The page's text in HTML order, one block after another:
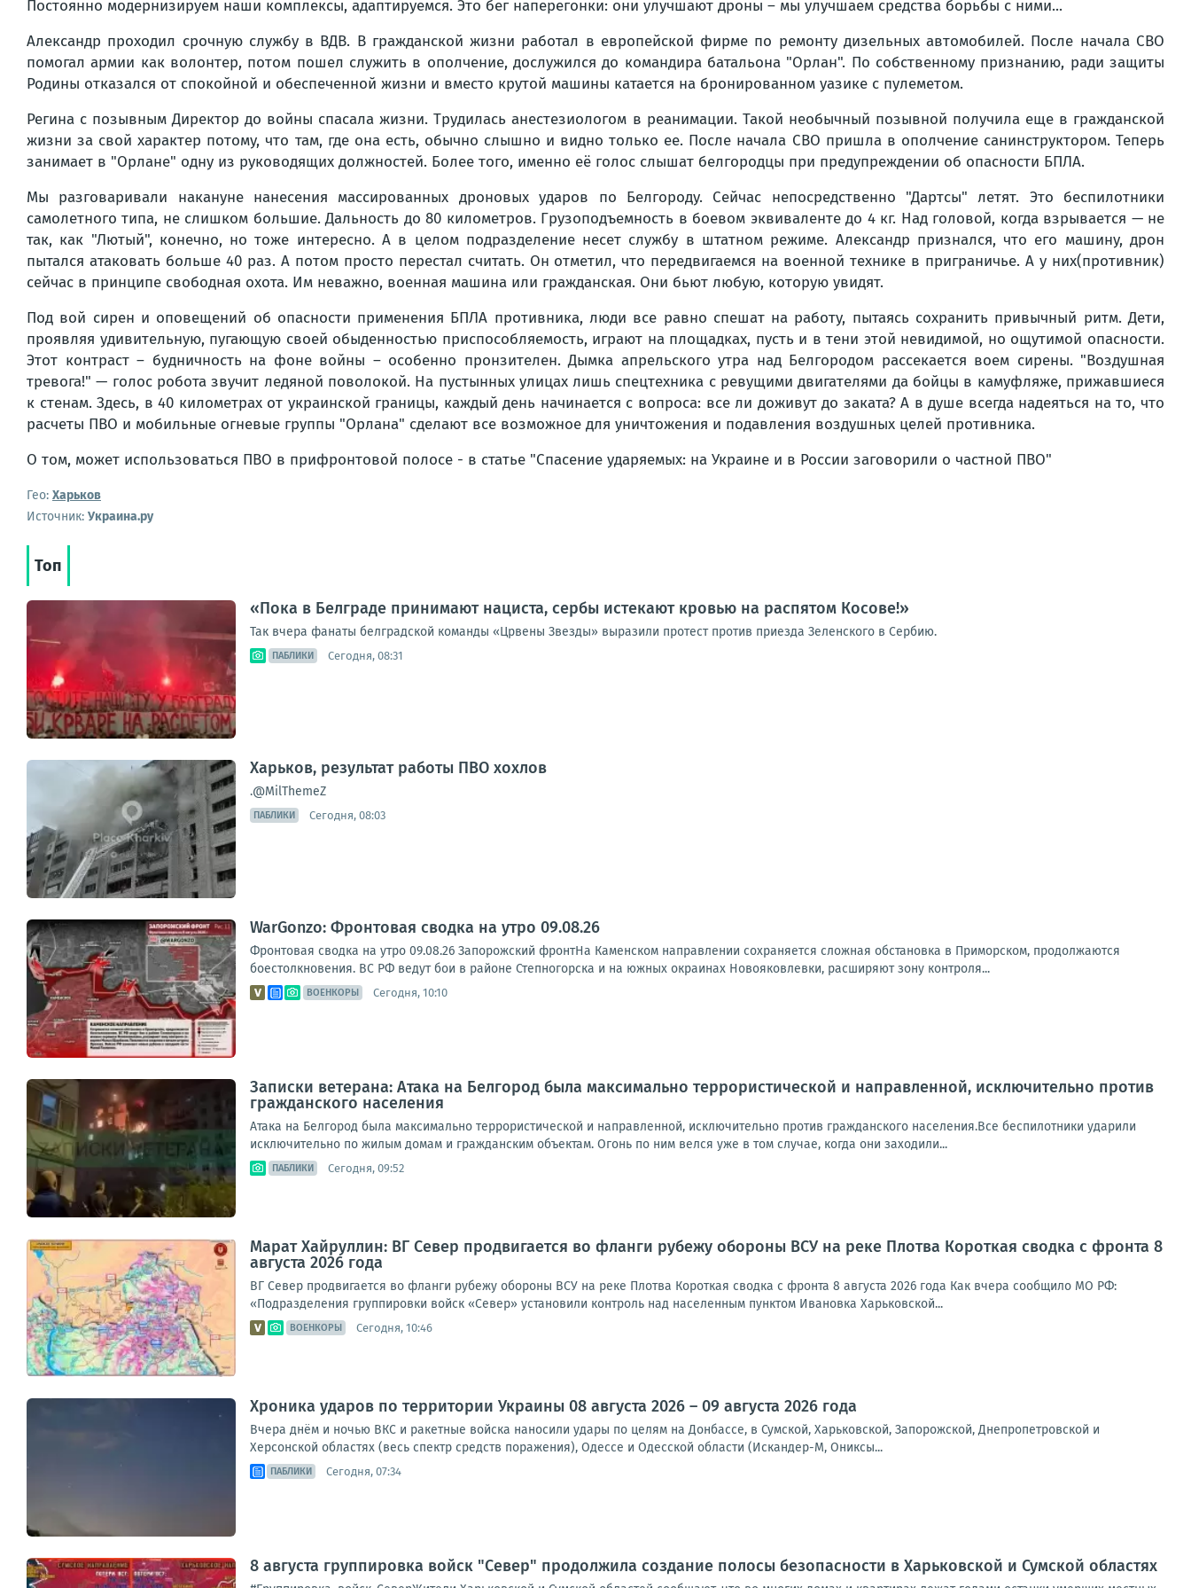
Постоянно модернизируем наши комплексы, адаптируемся. Это бег наперегонки: они улучшают дроны – мы улучшаем средства борьбы с ними...
Александр проходил срочную службу в ВДВ. В гражданской жизни работал в европейской фирме по ремонту дизельных автомобилей. После начала СВО
помогал армии как волонтер, потом пошел служить в ополчение, дослужился до командира батальона "Орлан". По собственному признанию, ради защиты
Родины отказался от спокойной и обеспеченной жизни и вместо крутой машины катается на бронированном уазике с пулеметом.
Регина с позывным Директор до войны спасала жизни. Трудилась анестезиологом в реанимации. Такой необычный позывной получила еще в гражданской
жизни за свой характер потому, что там, где она есть, обычно слышно и видно только ее. После начала СВО пришла в ополчение санинструктором. Теперь
занимает в "Орлане" одну из руководящих должностей. Более того, именно её голос слышат белгородцы при предупреждении об опасности БПЛА.
Мы разговаривали накануне нанесения массированных дроновых ударов по Белгороду. Сейчас непосредственно "Дартсы" летят. Это беспилотники
самолетного типа, не слишком большие. Дальность до 80 километров. Грузоподъемность в боевом эквиваленте до 4 кг. Над головой, когда взрывается — не
так, как "Лютый", конечно, но тоже интересно. А в целом подразделение несет службу в штатном режиме. Александр признался, что его машину, дрон
пытался атаковать больше 40 раз. А потом просто перестал считать. Он отметил, что передвигаемся на военной технике в приграничье. А у них(противник)
сейчас в принципе свободная охота. Им неважно, военная машина или гражданская. Они бьют любую, которую увидят.
Под вой сирен и оповещений об опасности применения БПЛА противника, люди все равно спешат на работу, пытаясь сохранить привычный ритм. Дети,
проявляя удивительную, пугающую своей обыденностью приспособляемость, играют на площадках, пусть и в тени этой невидимой, но ощутимой опасности.
Этот контраст – будничность на фоне войны – особенно пронзителен. Дымка апрельского утра над Белгородом рассекается воем сирены. "Воздушная
тревога!" — голос робота звучит ледяной поволокой. На пустынных улицах лишь спецтехника с ревущими двигателями да бойцы в камуфляже, прижавшиеся
к стенам. Здесь, в 40 километрах от украинской границы, каждый день начинается с вопроса: все ли доживут до заката? А в душе всегда надеяться на то, что
расчеты ПВО и мобильные огневые группы "Орлана" сделают все возможное для уничтожения и подавления воздушных целей противника.
О том, может использоваться ПВО в прифронтовой полосе - в статье "Спасение ударяемых: на Украине и в России заговорили о частной ПВО"
Гео: Харьков
Источник: Украина.ру
Топ
«Пока в Белграде принимают нациста, сербы истекают кровью на распятом Косове!»
Так вчера фанаты белградской команды «Црвены Звезды» выразили протест против приезда Зеленского в Сербию.
ПАБЛИКИ Сегодня, 08:31
Харьков, результат работы ПВО хохлов
.@MilThemeZ
ПАБЛИКИ Сегодня, 08:03
WarGonzo: Фронтовая сводка на утро 09.08.26
Фронтовая сводка на утро 09.08.26 Запорожский фронтНа Каменском направлении сохраняется сложная обстановка в Приморском, продолжаются
боестолкновения. ВС РФ ведут бои в районе Степногорска и на южных окраинах Новояковлевки, расширяют зону контроля...
ВОЕНКОРЫ Сегодня, 10:10
Записки ветерана: Атака на Белгород была максимально террористической и направленной, исключительно против
гражданского населения
Атака на Белгород была максимально террористической и направленной, исключительно против гражданского населения.Все беспилотники ударили
исключительно по жилым домам и гражданским объектам. Огонь по ним велся уже в том случае, когда они заходили...
ПАБЛИКИ Сегодня, 09:52
Марат Хайруллин: ВГ Север продвигается во фланги рубежу обороны ВСУ на реке Плотва Короткая сводка с фронта 8
августа 2026 года
ВГ Север продвигается во фланги рубежу обороны ВСУ на реке Плотва Короткая сводка с фронта 8 августа 2026 года Как вчера сообщило МО РФ:
«Подразделения группировки войск «Север» установили контроль над населенным пунктом Ивановка Харьковской...
ВОЕНКОРЫ Сегодня, 10:46
Хроника ударов по территории Украины 08 августа 2026 – 09 августа 2026 года
Вчера днём и ночью ВКС и ракетные войска наносили удары по целям на Донбассе, в Сумской, Харьковской, Запорожской, Днепропетровской и
Херсонской областях (весь спектр средств поражения), Одессе и Одесской области (Искандер-М, Ониксы...
ПАБЛИКИ Сегодня, 07:34
8 августа группировка войск "Север" продолжила создание полосы безопасности в Харьковской и Сумской областях